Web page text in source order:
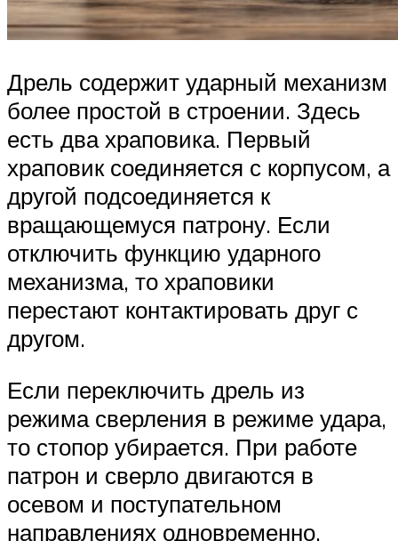
Дрель содержит ударный механизм
более простой в строении. Здесь
есть два храповика. Первый
храповик соединяется с корпусом, а
другой подсоединяется к
вращающемуся патрону. Если
отключить функцию ударного
механизма, то храповики
перестают контактировать друг с
другом.
Если переключить дрель из
режима сверления в режиме удара,
то стопор убирается. При работе
патрон и сверло двигаются в
осевом и поступательном
направлениях одновременно.